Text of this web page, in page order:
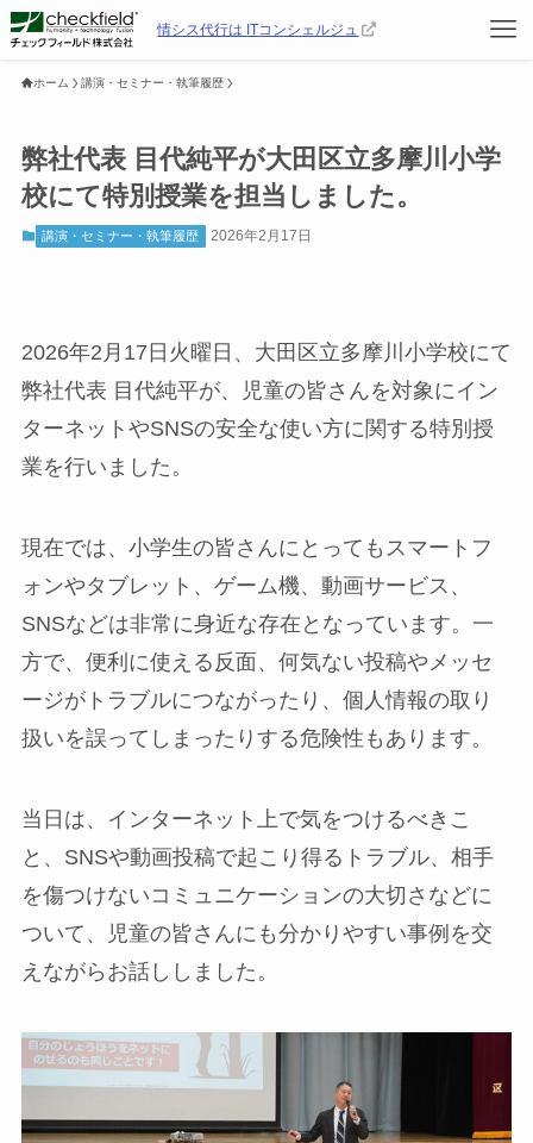
情シス代行は ITコンシェルジュ
ホーム 講演・セミナー・執筆履歴
弊社代表 目代純平が大田区立多摩川小学
校にて特別授業を担当しました。
講演・セミナー・執筆履歴 2026年2月17日
2026年2月17日火曜日、大田区立多摩川小学校にて
弊社代表 目代純平が、児童の皆さんを対象にイン
ターネットやSNSの安全な使い方に関する特別授
業を行いました。
現在では、小学生の皆さんにとってもスマートフ
ォンやタブレット、ゲーム機、動画サービス、
SNSなどは非常に身近な存在となっています。一
方で、便利に使える反面、何気ない投稿やメッセ
ージがトラブルにつながったり、個人情報の取り
扱いを誤ってしまったりする危険性もあります。
当日は、インターネット上で気をつけるべきこ
と、SNSや動画投稿で起こり得るトラブル、相手
を傷つけないコミュニケーションの大切さなどに
ついて、児童の皆さんにも分かりやすい事例を交
えながらお話ししました。